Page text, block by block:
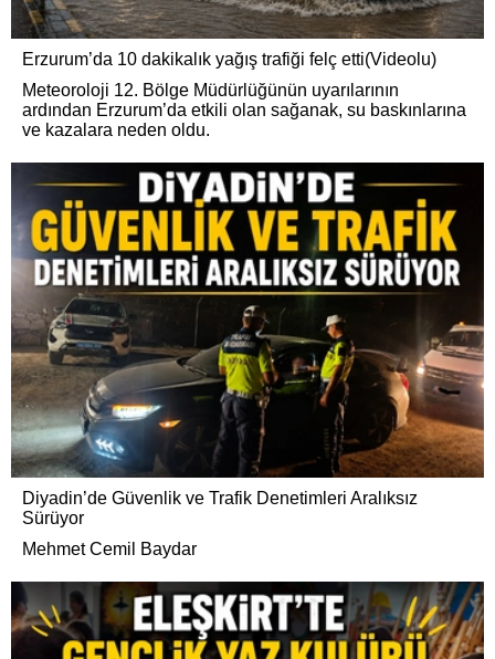
Erzurum’da 10 dakikalık yağış trafiği felç etti(Videolu)
Meteoroloji 12. Bölge Müdürlüğünün uyarılarının
ardından Erzurum’da etkili olan sağanak, su baskınlarına
ve kazalara neden oldu.
Diyadin’de Güvenlik ve Trafik Denetimleri Aralıksız
Sürüyor
Mehmet Cemil Baydar